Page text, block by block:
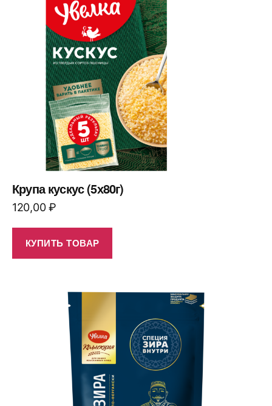
Крупа кускус (5х80г)
120,00₽
КУПИТЬ ТОВАР